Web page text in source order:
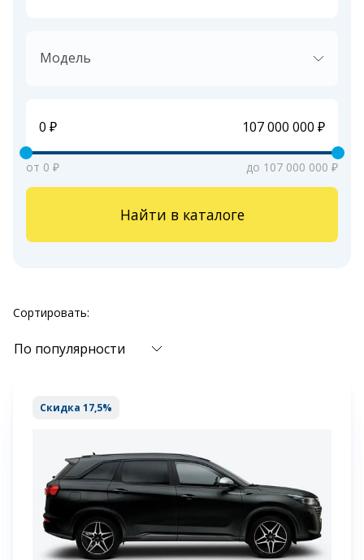
Модель
от 0 ₽ до 107 000 000 ₽
Найти в каталоге
Сортировать:
По популярности
Скидка 17,5%